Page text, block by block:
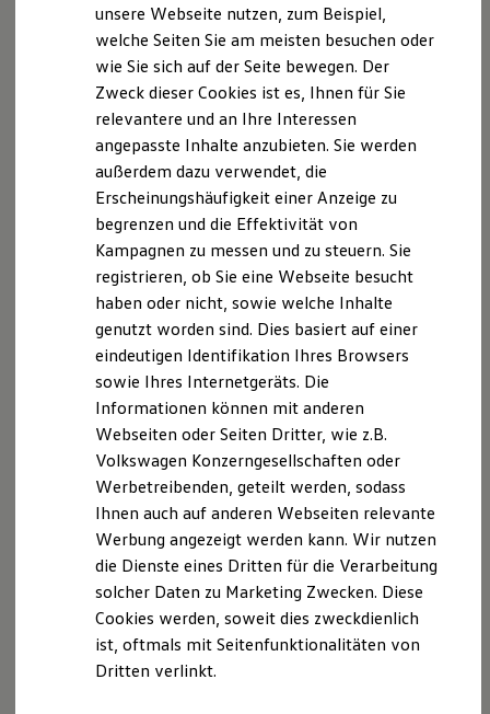
Nachhaltigkeit
Technologie
Kosten und Kauf
Kaufoptionen
E-Auto-Förderung
Software und Konnektivität
Die ID. Software 6
ID. Software Versionen und Updates
Digitale Extras
Schnittstellen zu Ihrem ID.
Hybridautos
Marke und Erlebnis
Volkswagen R und R Experience
R-Modelle
R Experience
Driving Experience
Volkswagen entdecken
Werkbesichtigung
Lifestyle Shop
T-Roc Kollektion
Golf Kollektion
ID. Kollektion
Volkswagen Kollektion
R-Kollektion
GTI Kollektion
Fußball Drop
we drive football
#wedriveproud
Besitzer und Service
Software Updates
Service und Ersatzteile
Registergericht: Amtsgericht Stuttgart
Registernummer: HRA 260754
P.h.G: Hahn Automobile Komplementär-GmbH
Sitz der Gesellschaft: Fellbach
Registergericht: Amtsgericht Stuttgart
Registernummer: HRB 264974
Umsatzsteuer-Identifikationsnummer nach § 27a
UStG: DE147 317 133
Geschäftsführender Gesellschafter:
Geschäftsführung:
Roland Beeh
Roland Braun
Gerhard Dietrich
Holger Fink
Michael Waag
Versicherungsvermittler:
Versicherungsvermittlerregister (
www.vermittlerregister.info)Registrierungsnummer
: D-39ER-XDUWG-96
Versicherungsvertreter (produktakzessorisch) mit
Erlaubnisbefreiung nach §34d Absatz 3 GewO, erteilt
unsere Webseite nutzen, zum Beispiel,
welche Seiten Sie am meisten besuchen oder
wie Sie sich auf der Seite bewegen. Der
Zweck dieser Cookies ist es, Ihnen für Sie
relevantere und an Ihre Interessen
angepasste Inhalte anzubieten. Sie werden
außerdem dazu verwendet, die
Erscheinungshäufigkeit einer Anzeige zu
begrenzen und die Effektivität von
Kampagnen zu messen und zu steuern. Sie
registrieren, ob Sie eine Webseite besucht
haben oder nicht, sowie welche Inhalte
genutzt worden sind. Dies basiert auf einer
eindeutigen Identifikation Ihres Browsers
sowie Ihres Internetgeräts. Die
Informationen können mit anderen
Webseiten oder Seiten Dritter, wie z.B.
Volkswagen Konzerngesellschaften oder
Werbetreibenden, geteilt werden, sodass
Ihnen auch auf anderen Webseiten relevante
Werbung angezeigt werden kann. Wir nutzen
die Dienste eines Dritten für die Verarbeitung
solcher Daten zu Marketing Zwecken. Diese
Cookies werden, soweit dies zweckdienlich
ist, oftmals mit Seitenfunktionalitäten von
Dritten verlinkt.